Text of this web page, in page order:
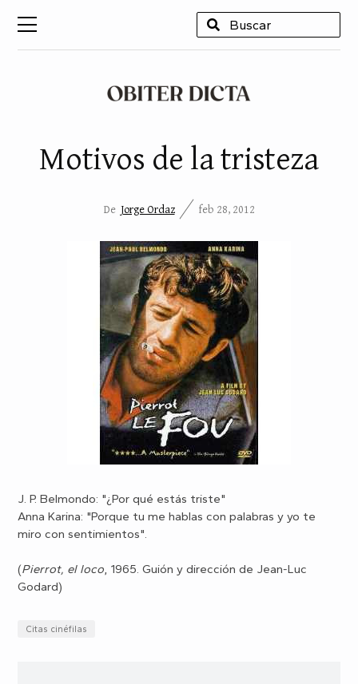
Motivos de la tristeza
De Jorge Ordaz feb 28, 2012
J. P. Belmondo: "¿Por qué estás triste"
Anna Karina: "Porque tu me hablas con palabras y yo te
miro con sentimientos".
(Pierrot, el loco, 1965. Guión y dirección de Jean-Luc
Godard)
Citas cinéfilas